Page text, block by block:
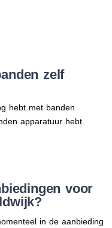
zelf
hebt met banden
apparatuur hebt.
voor
in de aanbieding